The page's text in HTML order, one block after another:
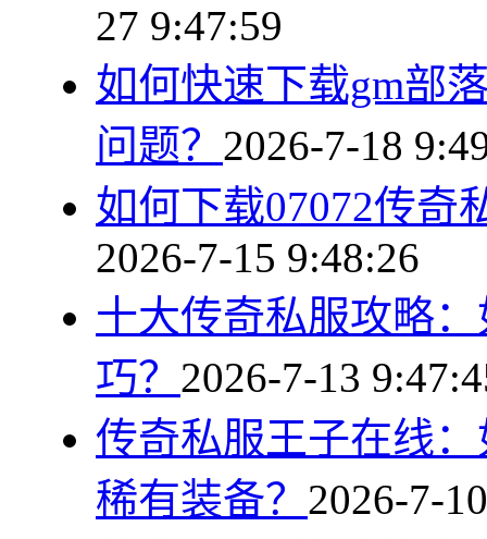
27 9:47:59
如何快速下载gm部
问题？ 2026-7-18
如何下载07072传奇
2026-7-15 9:48:26
十大传奇私服攻略
巧？ 2026-7-13
传奇私服王子在线
稀有装备？ 2026-7-